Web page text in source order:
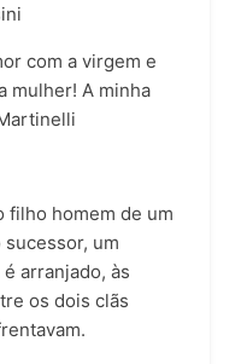
com a virgem e
mulher! A minha
filho homem de um
um
arranjado, às
os dois clãs